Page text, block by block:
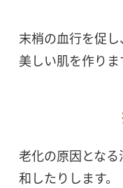
末梢の血行を促
美しい肌を作りま
老化の原因とな
和したりします。